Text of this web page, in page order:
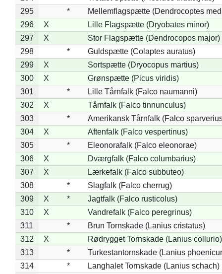
295
*
Mellemflagspætte (Dendrocoptes
296
X
Lille Flagspætte (Dryobates minor)
297
X
Stor Flagspætte (Dendrocopos major)
298
*
Guldspætte (Colaptes auratus)
299
X
Sortspætte (Dryocopus martius)
300
X
Grønspætte (Picus viridis)
301
*
Lille Tårnfalk (Falco naumanni)
302
X
Tårnfalk (Falco tinnunculus)
303
*
Amerikansk Tårnfalk (Falco
304
X
Aftenfalk (Falco vespertinus)
305
*
Eleonorafalk (Falco eleonorae)
306
X
Dværgfalk (Falco columbarius)
307
X
Lærkefalk (Falco subbuteo)
308
*
Slagfalk (Falco cherrug)
309
X *
Jagtfalk (Falco rusticolus)
310
X
Vandrefalk (Falco peregrinus)
311
*
Brun Tornskade (Lanius cristatus)
312
X
Rødrygget Tornskade (Lanius collurio)
313
*
Turkestantornskade (Lanius
314
*
Langhalet Tornskade (Lanius schach)